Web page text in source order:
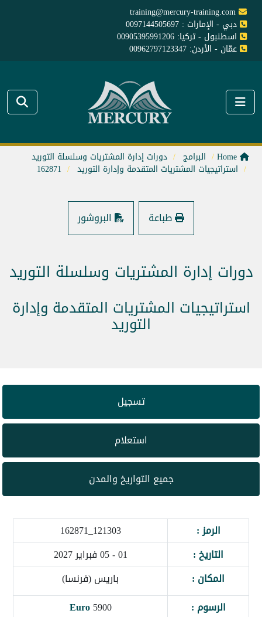
training@mercury-training.com
دبي - الإمارات : 0097144505697
اسطنبول - تركيا: 00905395991206
عمّان - الأردن: 00962797123347
البرامج دورات إدارة المشتريات وسلسلة التوريد
استراتيجيات المشتريات المتقدمة وإدارة التوريد 162871
طباعة البروشور
دورات إدارة المشتريات وسلسلة التوريد
استراتيجيات المشتريات المتقدمة وإدارة
التوريد
تسجيل
استعلام
جميع التواريخ والمدن
الرمز :
121303_162871
التاريخ :
01 - 05 فبراير 2027
المكان :
باريس (فرنسا)
الرسوم :
5900
Euro